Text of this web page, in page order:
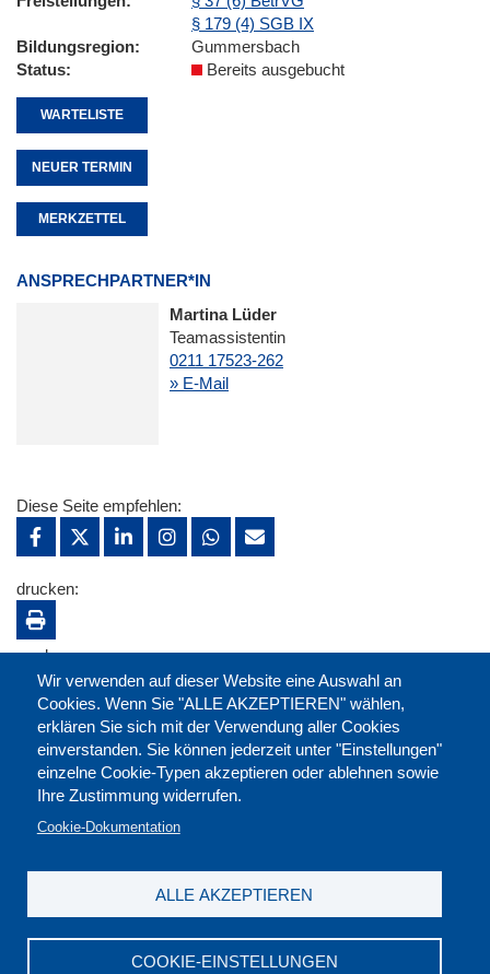
§ 179 (4) SGB IX
Bildungsregion
Gummersbach
Status
Bereits ausgebucht
WARTELISTE
NEUER TERMIN
MERKZETTEL
ANSPRECHPARTNER*IN
Martina Lüder
Teamassistentin
0211 17523-262
» E-Mail
Wir verwenden auf dieser Website eine Auswahl an
Cookies. Wenn Sie "ALLE AKZEPTIEREN" wählen,
erklären Sie sich mit der Verwendung aller Cookies
einverstanden. Sie können jederzeit unter "Einstellungen"
einzelne Cookie-Typen akzeptieren oder ablehnen sowie
Ihre Zustimmung widerrufen.
Cookie-Dokumentation
COOKIE-EINSTELLUNGEN
ALLE AKZEPTIEREN
Diese Seite empfehlen:
drucken:
merken: